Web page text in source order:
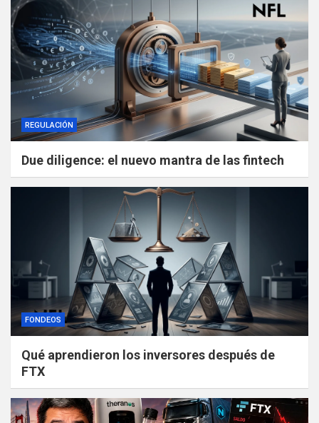
REGULACIÓN
Due diligence: el nuevo mantra de las fintech
FONDEOS
Qué aprendieron los inversores después de
FTX